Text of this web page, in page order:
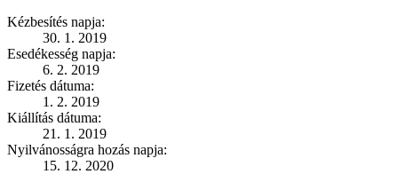
Kézbesítés napja:
30. 1. 2019
Esedékesség napja:
6. 2. 2019
Fizetés dátuma:
1. 2. 2019
Kiállítás dátuma:
21. 1. 2019
Nyilvánosságra hozás napja:
15. 12. 2020